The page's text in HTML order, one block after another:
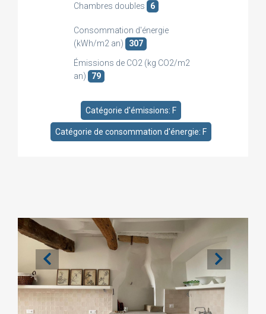
Chambres doubles 6
Consommation d'énergie
(kWh/m2 an)
307
Émissions de CO2 (kg CO2/m2
an)
79
Catégorie d'émissions: F
Catégorie de consommation d'énergie: F